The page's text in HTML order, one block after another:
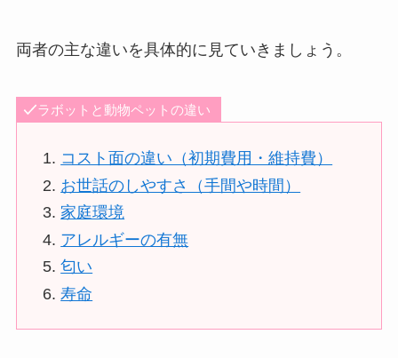
両者の主な違いを具体的に見ていきましょう。
ラボットと動物ペットの違い
コスト面の違い（初期費用・維持費）
お世話のしやすさ（手間や時間）
家庭環境
アレルギーの有無
匂い
寿命